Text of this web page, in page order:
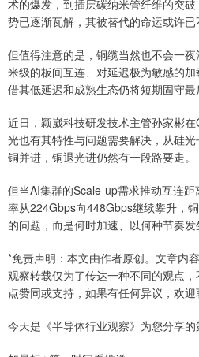
术的爆发，到插层碳纳米管纤维的突
势已逐渐瓦解，其被替代的命运或许已
但值得注意的是，铜缆当然也不会一
米级的板间互连、对延迟极为敏感的
借其低延迟和成熟生态仍将短期固守最
近日，颖崴科技研发技术主管孙家彬
光也有其特性与问题需要解决，从硅
铜并进，铜退光进仍然有一段路要走。
但当AI集群的Scale-up需求推动互连
率从224Gbps向448Gbps继续攀升，
的问题，而是何时加速、以何种节奏发
*免责声明：本文由作者原创。文章内
观察转载仅为了传达一种不同的观点
点赞同或支持，如果有任何异议，欢迎
今天是《半导体行业观察》为您分享的